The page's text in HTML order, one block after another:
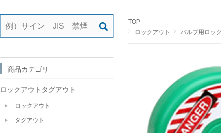
TOP
ロックアウト
バルブ用ロッ
商品カテゴリ
ロックアウトタグアウト
ロックアウト
タグアウト